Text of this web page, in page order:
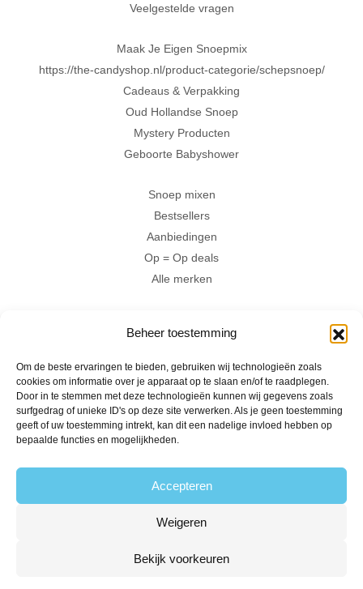
Beheer toestemming
Om de beste ervaringen te bieden, gebruiken wij technologieën zoals
cookies om informatie over je apparaat op te slaan en/of te raadplegen.
Door in te stemmen met deze technologieën kunnen wij gegevens zoals
surfgedrag of unieke ID's op deze site verwerken. Als je geen toestemming
geeft of uw toestemming intrekt, kan dit een nadelige invloed hebben op
bepaalde functies en mogelijkheden.
Accepteren
Weigeren
Bekijk voorkeuren
Veelgestelde vragen
Maak Je Eigen Snoepmix
https://the-candyshop.nl/product-categorie/schepsnoep/
Cadeaus & Verpakking
Oud Hollandse Snoep
Mystery Producten
Geboorte Babyshower
Snoep mixen
Bestsellers
Aanbiedingen
Op = Op deals
Alle merken
Zoet
Zuur
Hallal
Vegan
Volg ons
Contact
info@the-candyshop.nl